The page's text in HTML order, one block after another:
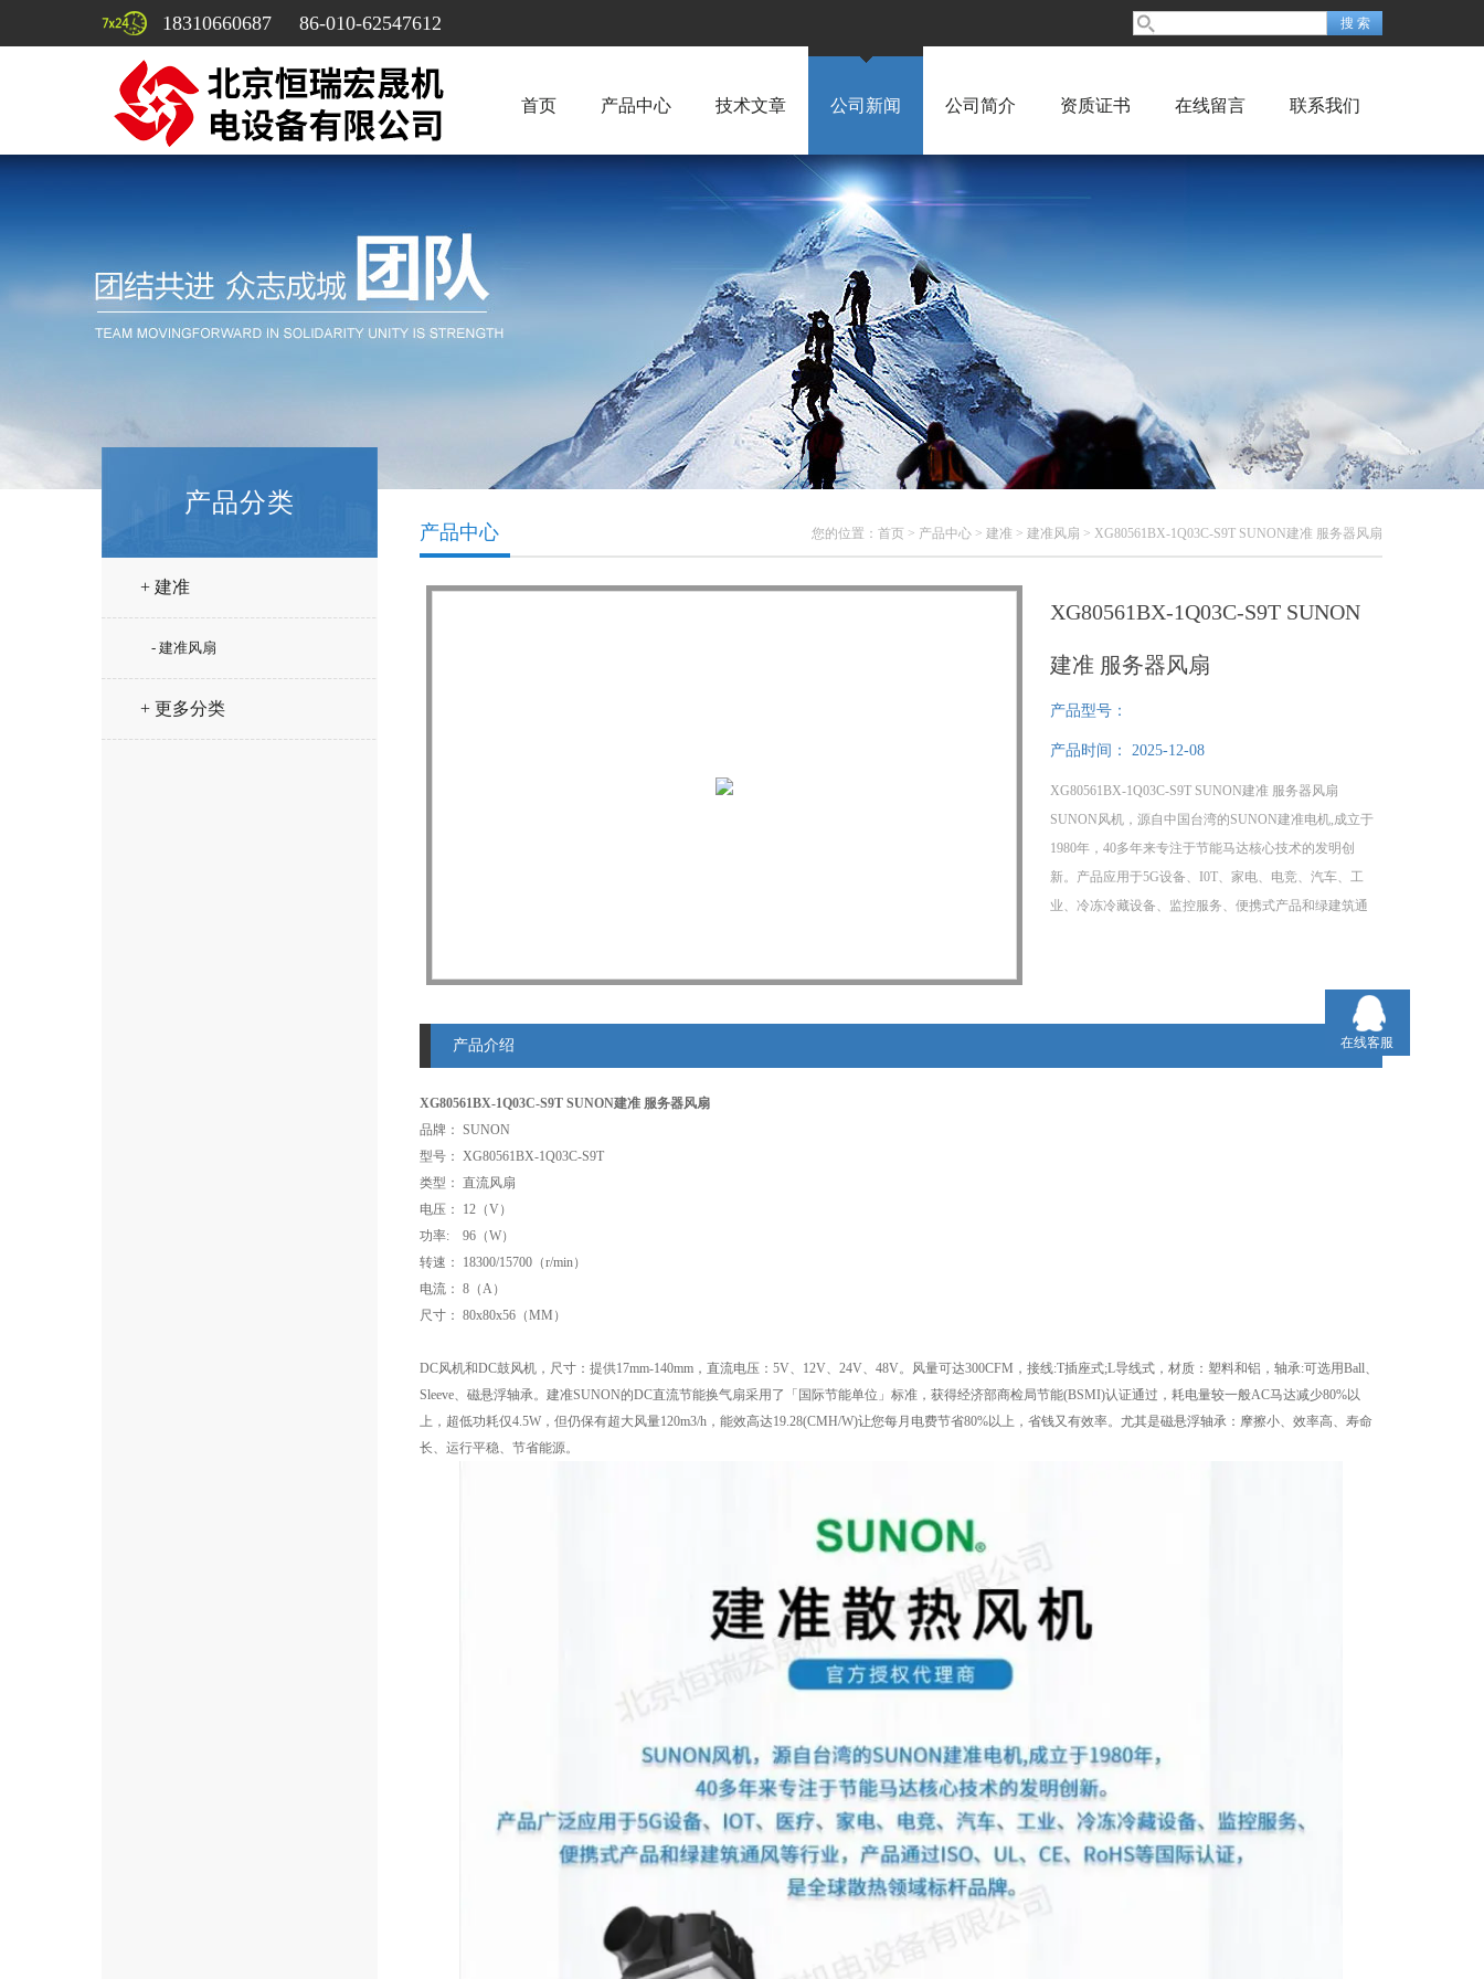
18310660687 86-010-62547612
首页 产品中心 技术文章 公司新闻 公司简介 资质证书 在线留言 联系我们
产品分类
+ 建准
- 建准风扇
+ 更多分类
您的位置： 首页 > 产品中心 > 建准 > 建准风扇 > XG80561BX-1Q03C-S9T SUNON建准 服务器风扇
产品中心
XG80561BX-1Q03C-S9T SUNON
建准 服务器风扇
产品型号：
产品时间： 2025-12-08
XG80561BX-1Q03C-S9T SUNON建准 服务器风扇
SUNON风机，源自中国台湾的SUNON建准电机,成立于
1980年，40多年来专注于节能马达核心技术的发明创
新。产品应用于5G设备、I0T、家电、电竞、汽车、工
业、冷冻冷藏设备、监控服务、便携式产品和绿建筑通
产品介绍
XG80561BX-1Q03C-S9T SUNON建准 服务器风扇
品牌： SUNON
型号： XG80561BX-1Q03C-S9T
类型： 直流风扇
电压： 12（V）
功率: 96（W）
转速： 18300/15700（r/min）
电流： 8（A）
尺寸： 80x80x56（MM）
DC风机和DC鼓风机，尺寸：提供17mm-140mm，直流电压：5V、12V、24V、48V。风量可达300CFM，接线:T插座式;L导线式，材质：塑料和铝，轴承:可选用Ball、
Sleeve、磁悬浮轴承。建准SUNON的DC直流节能换气扇采用了「国际节能单位」标准，获得经济部商检局节能(BSMI)认证通过，耗电量较一般AC马达减少80%以
上，超低功耗仅4.5W，但仍保有超大风量120m3/h，能效高达19.28(CMH/W)让您每月电费节省80%以上，省钱又有效率。尤其是磁悬浮轴承：摩擦小、效率高、寿命
长、运行平稳、节省能源。
在线客服